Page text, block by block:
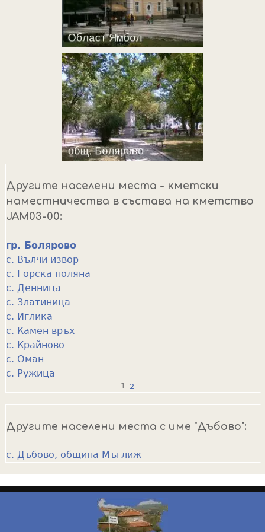
Другите населени места - кметски
наместничества в състава на кметство
JAM03-00:
гр. Болярово
с. Вълчи извор
с. Горска поляна
с. Денница
с. Златиница
с. Иглика
с. Камен връх
с. Крайново
с. Оман
с. Ружица
a
g
e
s
1 2
Другите населени места с име "Дъбово":
с. Дъбово, община Мъглиж